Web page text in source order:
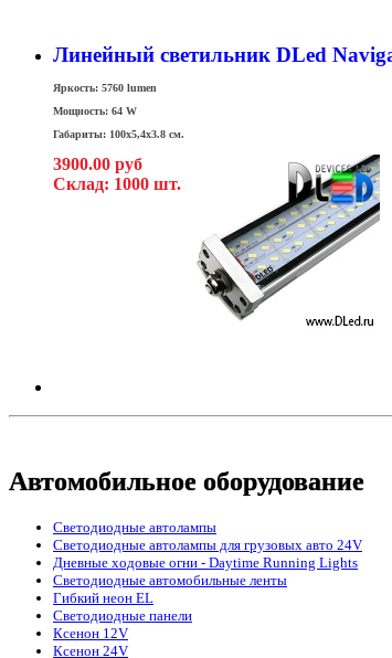
Линейный светильник DLed
Яркость: 5760 lumen
Мощность: 64 W
Габариты: 100x5,4x3.8 см.
3900.00 руб
Склад: 1000 шт.
Автомобильное оборудование
Светодиодные автолампы
Светодиодные автолампы для грузовых авто 24V
Дневные ходовые огни - Daytime Running Lights
Светодиодные автомобильные ленты
Гибкий неон EL
Светодиодные панели
Ксенон 12V
Ксенон 24V